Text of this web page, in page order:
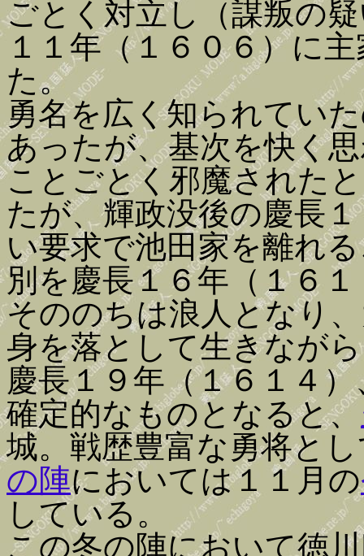
ごとく対立し（謀叛の
１１年（１６０６）に
た。
勇名を広く知られてい
あったが、基次を快く
ことごとく邪魔された
たが、輝政没後の慶長
い要求で池田家を離れ
別を慶長１６年（１６
そののちは浪人となり
身を落として生きなが
慶長１９年（１６１４
確定的なものとなると、
城。戦歴豊富な勇将と
の陣においては１１月の
している。
この冬の陣において徳